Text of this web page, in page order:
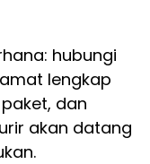
hubungi
lengkap
dan
akan datang